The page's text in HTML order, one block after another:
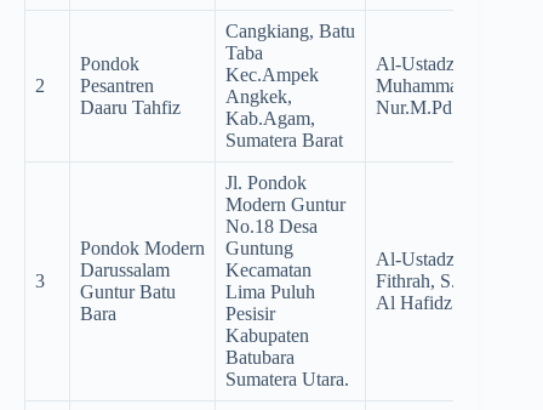
2
Pondok
Pesantren
Daaru Tahfiz
Cangkiang, Batu
Taba
Kec.Ampek
Angkek,
Kab.Agam,
Sumatera Barat
Al-Ustadz
Muhammad
Nur.M.Pd
3
Pondok Modern
Darussalam
Guntur Batu
Bara
Jl. Pondok
Modern Guntur
No.18 Desa
Guntung
Kecamatan
Lima Puluh
Pesisir
Kabupaten
Batubara
Sumatera Utara.
Al-Ustadz Aidil
Fithrah, S.Pd, MA.
Al Hafidz